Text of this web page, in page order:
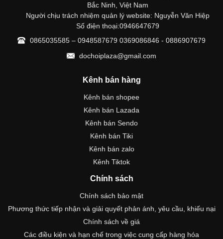
Bắc Ninh, Việt Nam
Người chịu trách nhiệm quản lý website: Nguyễn Văn Hiệp
Số điện thoại:0946647679
0865035585 – 0948587679 0369086846 - 0886907679
dochoiplaza@gmail.com
Kênh bán hàng
Kênh bán shopee
Kênh bán Lazada
Kênh bán Sendo
Kênh bán Tiki
Kênh bán zalo
Kênh Tiktok
Chính sách
Chính sách bảo mật
Phương thức tiếp nhận và giải quyết phản ánh, yêu cầu, khiếu nại
Chính sách về giá
Các điều kiện và hạn chế trong việc cung cấp hàng hóa